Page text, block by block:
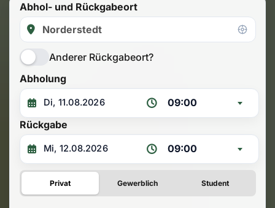
Abhol- und Rückgabeort
Anderer Rückgabeort?
Abholung
09:00
Rückgabe
09:00
Privat Gewerblich Student